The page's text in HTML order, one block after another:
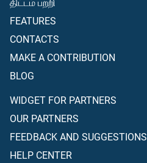
FEATURES
CONTACTS
MAKE A CONTRIBUTION
BLOG
WIDGET FOR PARTNERS
OUR PARTNERS
FEEDBACK AND SUGGESTIONS
HELP CENTER